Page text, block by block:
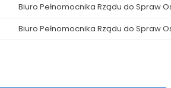
Biuro Pełnomocnika Rządu do Spraw
Biuro Pełnomocnika Rządu do Spraw